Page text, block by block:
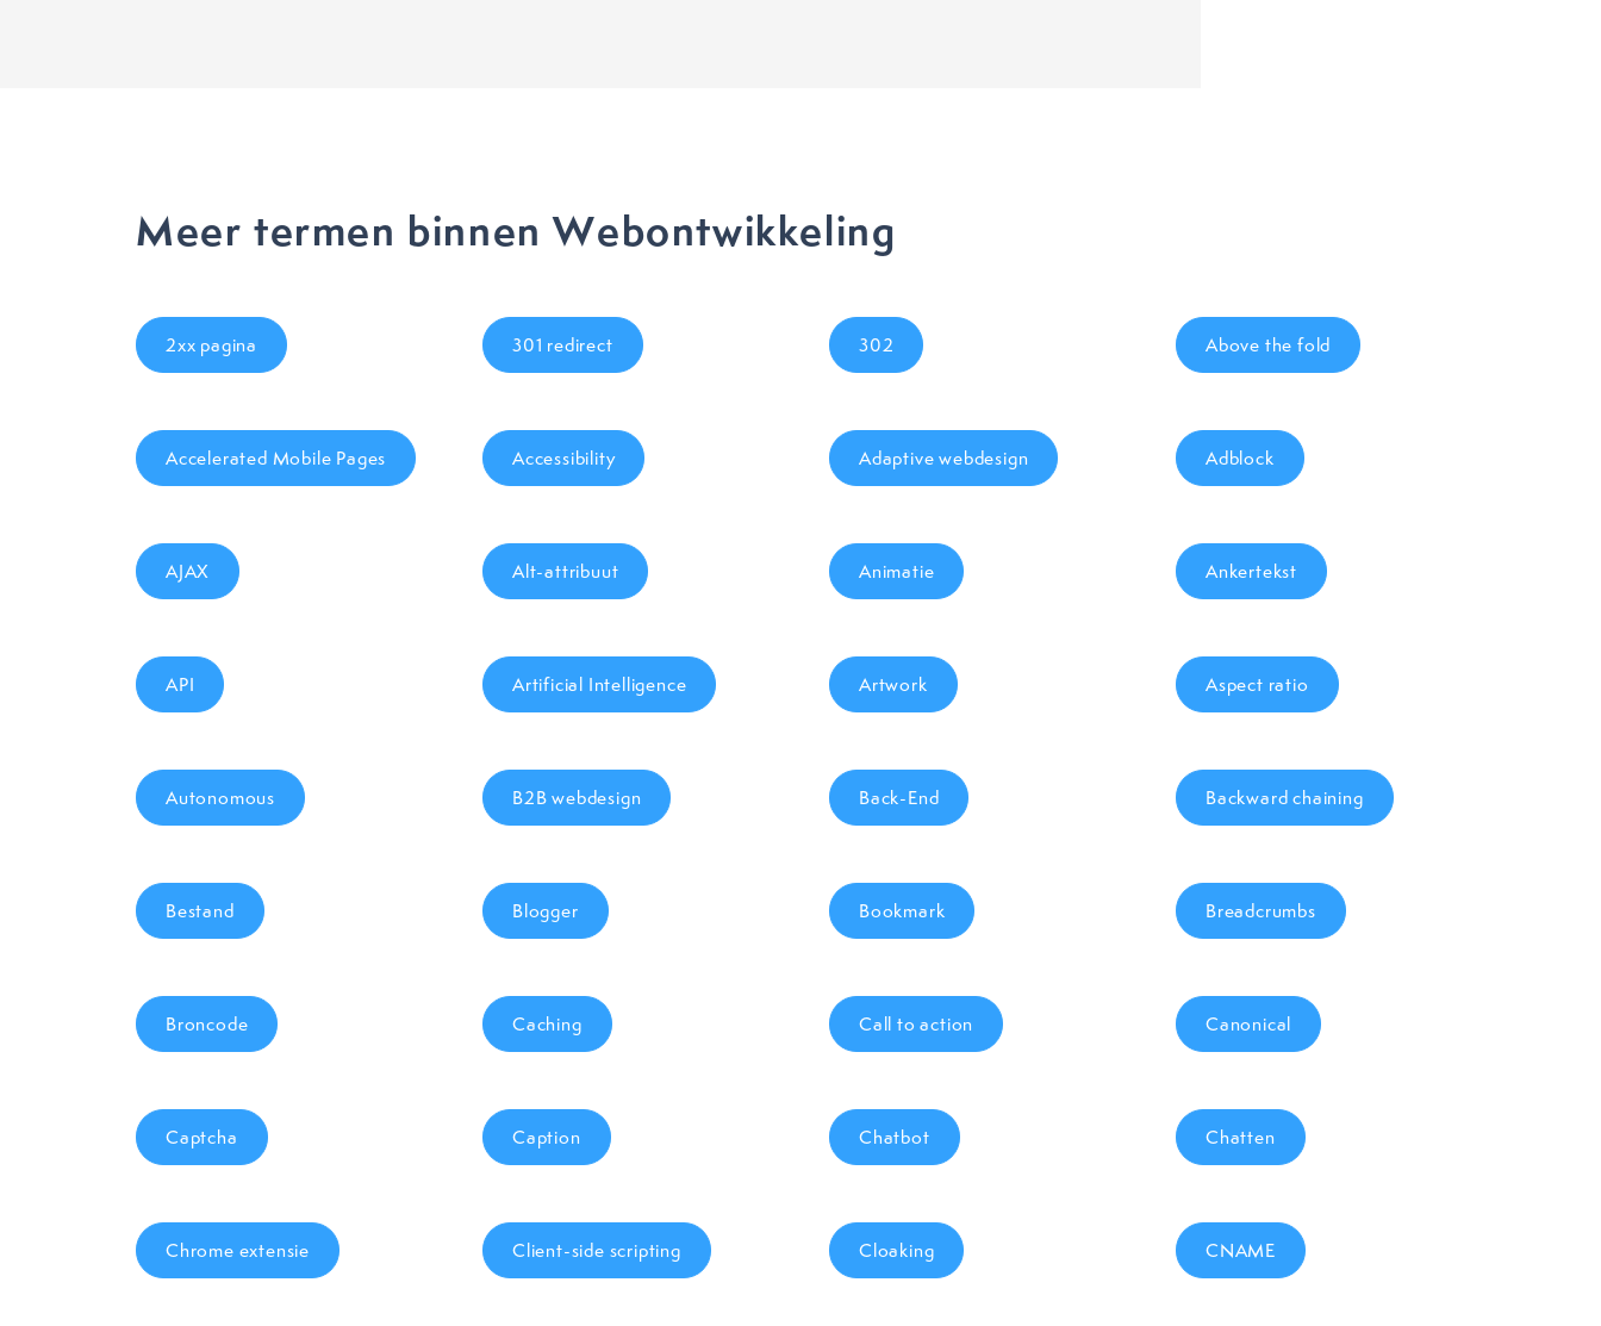
Meer termen binnen Webontwikkeling
2xx pagina 301 redirect 302 Above the fold
Accelerated Mobile Pages Accessibility Adaptive webdesign Adblock
AJAX Alt-attribuut Animatie Ankertekst
API Artificial Intelligence Artwork Aspect ratio
Autonomous B2B webdesign Back-End Backward chaining
Bestand Blogger Bookmark Breadcrumbs
Broncode Caching Call to action Canonical
Captcha Caption Chatbot Chatten
Chrome extensie Client-side scripting Cloaking CNAME